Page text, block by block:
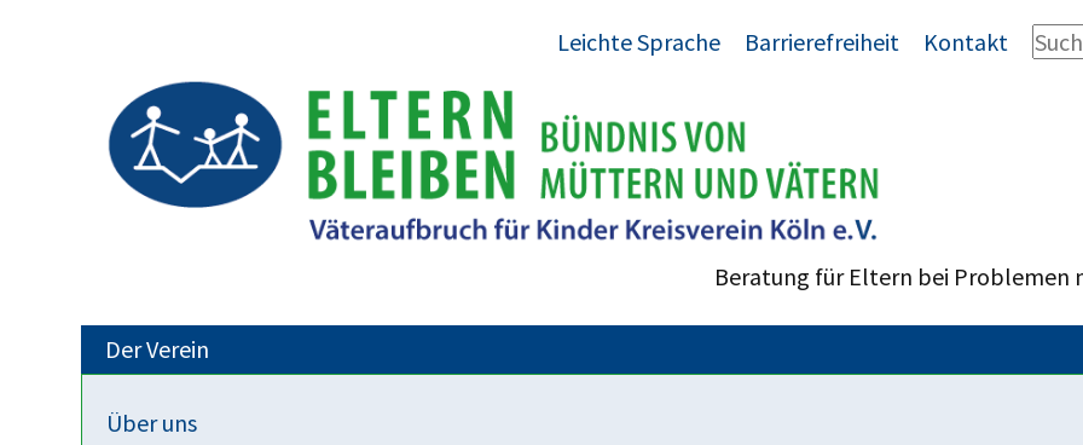
Leichte Sprache Barrierefreiheit Kontakt
Beratung für Eltern bei Problemen
Der Verein
Über uns